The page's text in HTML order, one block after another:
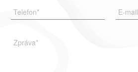
Telefon* E-mail
Zpráva*